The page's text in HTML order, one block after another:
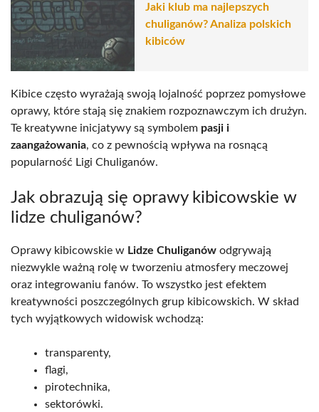
Jaki klub ma najlepszych
chuliganów? Analiza polskich
kibiców
Kibice często wyrażają swoją lojalność poprzez pomysłowe
oprawy, które stają się znakiem rozpoznawczym ich drużyn.
Te kreatywne inicjatywy są symbolem pasji i
zaangażowania, co z pewnością wpływa na rosnącą
popularność Ligi Chuliganów.
Jak obrazują się oprawy kibicowskie w
lidze chuliganów?
Oprawy kibicowskie w Lidze Chuliganów odgrywają
niezwykle ważną rolę w tworzeniu atmosfery meczowej
oraz integrowaniu fanów. To wszystko jest efektem
kreatywności poszczególnych grup kibicowskich. W skład
tych wyjątkowych widowisk wchodzą:
transparenty,
flagi,
pirotechnika,
sektorówki.